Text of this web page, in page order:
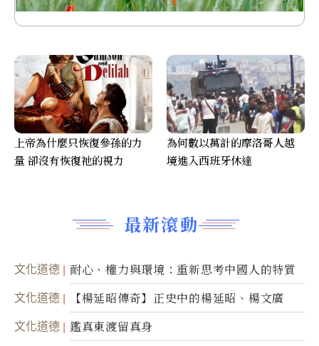
最新滾動
文化道德 耐心、權力與環境：重新思考中國人的特質
文化道德 【楊延昭傳奇】正史中的楊延昭、楊文廣
文化道德 鑑真東渡留真身
上帝為什麼只恢復參孫的力
量 卻沒有恢復祂的視力
為何數以萬計的摩洛哥人越
境進入西班牙休達